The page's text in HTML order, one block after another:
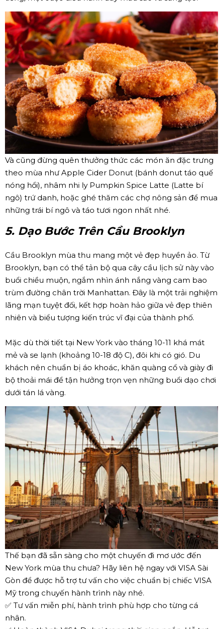
Và cũng đừng quên thưởng thức các món ăn đặc trưng
theo mùa như Apple Cider Donut (bánh donut táo quế
nóng hổi), nhâm nhi ly Pumpkin Spice Latte (Latte bí
ngô) trứ danh, hoặc ghé thăm các chợ nông sản để mua
những trái bí ngô và táo tươi ngon nhất nhé.
5. Dạo Bước Trên Cầu Brooklyn
Cầu Brooklyn mùa thu mang một vẻ đẹp huyền ảo. Từ
Brooklyn, bạn có thể tản bộ qua cây cầu lịch sử này vào
buổi chiều muộn, ngắm nhìn ánh nắng vàng cam bao
trùm đường chân trời Manhattan. Đây là một trải nghiệm
lãng mạn tuyệt đối, kết hợp hoàn hảo giữa vẻ đẹp thiên
nhiên và biểu tượng kiến trúc vĩ đại của thành phố.
Mặc dù thời tiết tại New York vào tháng 10-11 khá mát
mẻ và se lạnh (khoảng 10-18 độ C), đôi khi có gió. Du
khách nên chuẩn bị áo khoác, khăn quàng cổ và giày đi
bộ thoải mái để tận hưởng trọn vẹn những buổi dạo chơi
dưới tán lá vàng.
Thế bạn đã sẵn sàng cho một chuyến đi mơ ước đến
New York mùa thu chưa? Hãy liên hệ ngay với VISA Sài
Gòn để được hỗ trợ tư vấn cho việc chuẩn bị chiếc VISA
Mỹ trong chuyến hành trình này nhé.
✅ Tư vấn miễn phí, hành trình phù hợp cho từng cá
nhân.